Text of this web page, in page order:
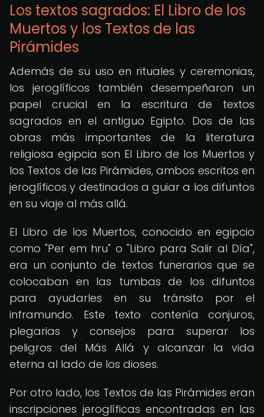
Los textos sagrados: El Libro de los
Muertos y los Textos de las
Pirámides
Además de su uso en rituales y ceremonias,
los jeroglíficos también desempeñaron un
papel crucial en la escritura de textos
sagrados en el antiguo Egipto. Dos de las
obras más importantes de la literatura
religiosa egipcia son El Libro de los Muertos y
los Textos de las Pirámides, ambos escritos en
jeroglíficos y destinados a guiar a los difuntos
en su viaje al más allá.
El Libro de los Muertos, conocido en egipcio
como "Per em hru" o "Libro para Salir al Día",
era un conjunto de textos funerarios que se
colocaban en las tumbas de los difuntos
para ayudarles en su tránsito por el
inframundo. Este texto contenía conjuros,
plegarias y consejos para superar los
peligros del Más Allá y alcanzar la vida
eterna al lado de los dioses.
Por otro lado, los Textos de las Pirámides eran
inscripciones jeroglíficas encontradas en las